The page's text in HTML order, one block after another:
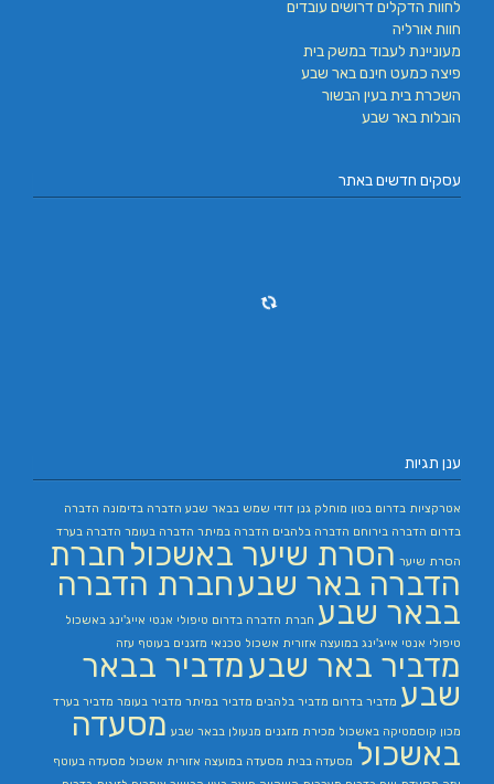
לחוות הדקלים דרושים עובדים
חוות אורליה
מעוניינת לעבוד במשק בית
פיצה כמעט חינם באר שבע
השכרת בית בעין הבשור
הובלות באר שבע
עסקים חדשים באתר
ענן תגיות
אטרקציות בדרום בטון מוחלק גנן דודי שמש בבאר שבע הדברה בדימונה הדברה
בדרום הדברה בירוחם הדברה בלהבים הדברה במיתר הדברה בעומר הדברה בערד
הסרת שיער הסרת שיער באשכול חברת
הדברה באר שבעחברת הדברה
בבאר שבע חברת הדברה בדרום טיפולי אנטי אייג'ינג באשכול
טיפולי אנטי אייג'ינג במועצה אזורית אשכול טכנאי מזגנים בעוטף עזה
מדביר באר שבעמדביר בבאר
שבע מדביר בדרום מדביר בלהבים מדביר במיתר מדביר בעומר מדביר בערד
מכון קוסמטיקה באשכול מכירת מזגנים מנעולן בבאר שבע מסעדה
באשכול מסעדה בבית מסעדה במועצה אזורית אשכול מסעדה בעוטף